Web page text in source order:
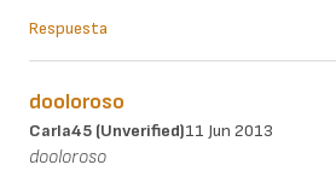
Respuesta
dooloroso
Carla45 (unverified)11 Jun 2013
dooloroso